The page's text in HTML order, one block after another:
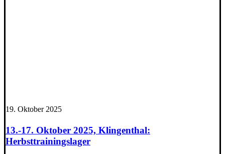
19. Oktober 2025
13.-17. Oktober 2025, Klingenthal:
Herbsttrainingslager